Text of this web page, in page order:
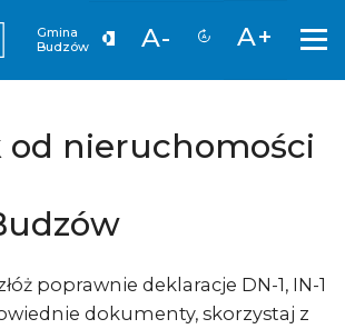
Gmina
Budzów
A- A+
od nieruchomości
poprawnie deklaracje DN-1, IN-1
dokumenty, skorzystaj z